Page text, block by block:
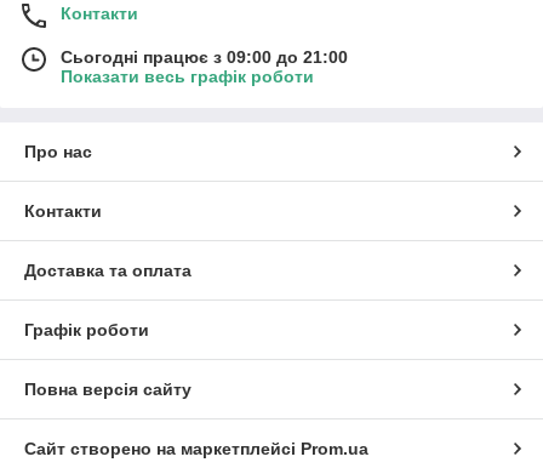
Контакти
Сьогодні працює з 09:00 до 21:00
Показати весь графік роботи
Про нас
Контакти
Доставка та оплата
Графік роботи
Повна версія сайту
Сайт створено на маркетплейсі Prom.ua